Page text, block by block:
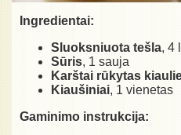
Ingredientai:
Sluoksniuota tešla, 4
Sūris, 1 sauja
Karštai rūkytas
Kiaušiniai, 1 vienetas
Gaminimo instrukcija: